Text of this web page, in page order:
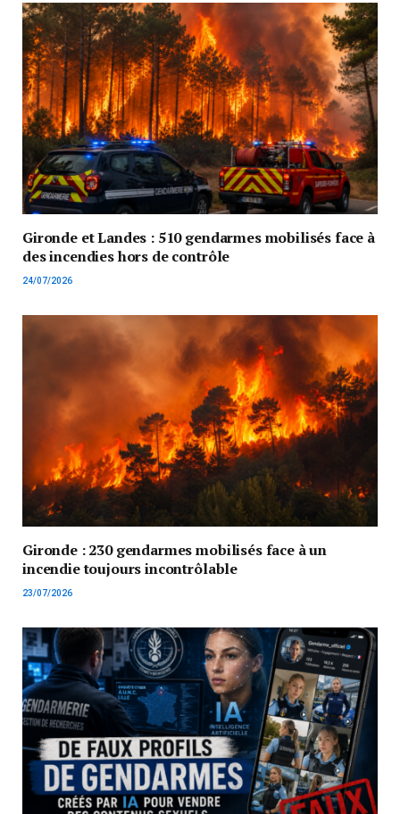
Gironde et Landes : 510 gendarmes mobilisés face à
des incendies hors de contrôle
24/07/2026
Gironde : 230 gendarmes mobilisés face à un
incendie toujours incontrôlable
23/07/2026